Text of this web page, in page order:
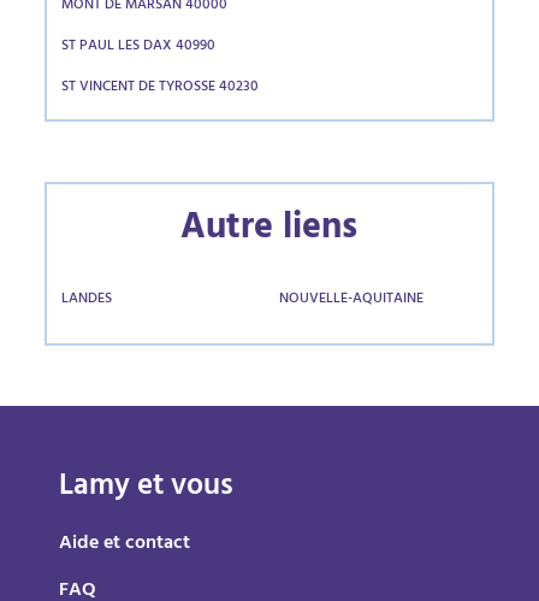
MONT DE MARSAN 40000
ST PAUL LES DAX 40990
ST VINCENT DE TYROSSE 40230
Autre liens
LANDES NOUVELLE-AQUITAINE
Lamy et vous
Aide et contact
FAQ